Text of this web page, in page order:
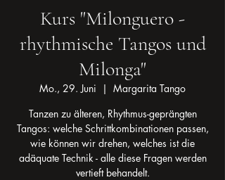
Kurs "Milonguero -
rhythmische Tangos und
Milonga"
Mo., 29. Juni
  |
Margarita Tango
Tanzen zu älteren, Rhythmus-geprängten
Tangos: welche Schrittkombinationen passen,
wie können wir drehen, welches ist die
adäquate Technik - alle diese Fragen werden
vertieft behandelt.